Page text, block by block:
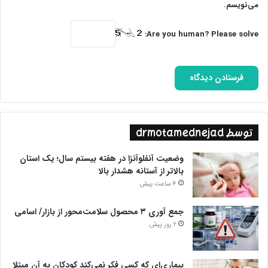
که مردم مظلوم غزه و فلسطین نیازمند کمک‌های فوری‌تر و عملی‌تر
هستند. اجلاس روزهای اخیر اتحادیه عرب و همچنین اجلاس
کشورهای اسلامی، این موضوع را از فلسطینی‌ها دریغ کرد؛ اما می‌توان
جلو و 10 گام نسبت به نیازهای فلسطینی‌ها عقب بود.
پایان پیام/غ
می‌نویسم.
Are you human? Please solve:
توسط drmotamednejad
وضعیت آنفلوآنزا در هفته بیستم سال؛ یک استان
بالاتر از آستانه هشدار بالا
4 ساعت پیش
جمع آوری ۳ محصول سلامت‌محور از بازار/ اسامی
2 روز پیش
بیماری‌ای که کسی فکر نمی‌کند کودکان به آن مبتلا